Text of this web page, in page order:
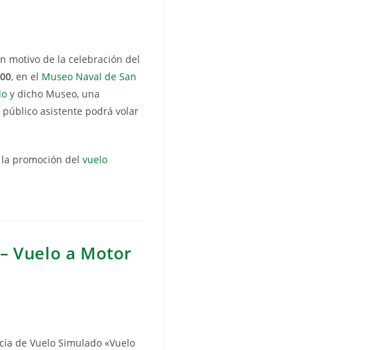
motivo de la celebración del
, en el Museo Naval de San
y dicho Museo, una
asistente podrá volar
la promoción delvuelo
Vuelo a Motor
de Vuelo Simulado «Vuelo